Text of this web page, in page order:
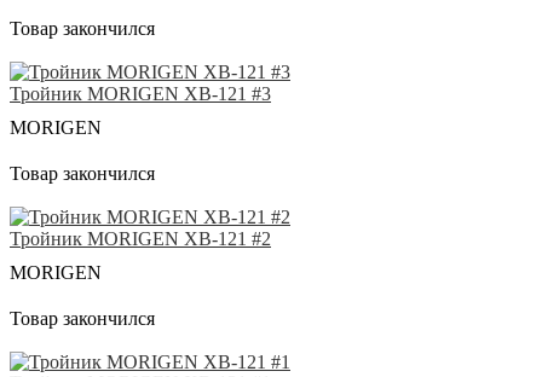
Товар закончился
Тройник MORIGEN XB-121 #3
MORIGEN
Товар закончился
Тройник MORIGEN XB-121 #2
MORIGEN
Товар закончился